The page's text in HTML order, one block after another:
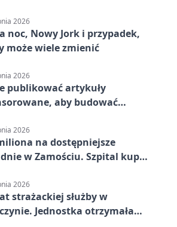
2026
noc, Nowy Jork i przypadek,
może wiele zmienić
2026
publikować artykuły
aby budować
2026
na dostępniejsze
w Zamościu. Szpital kupi
2026
strażackiej służby w
Jednostka otrzymała